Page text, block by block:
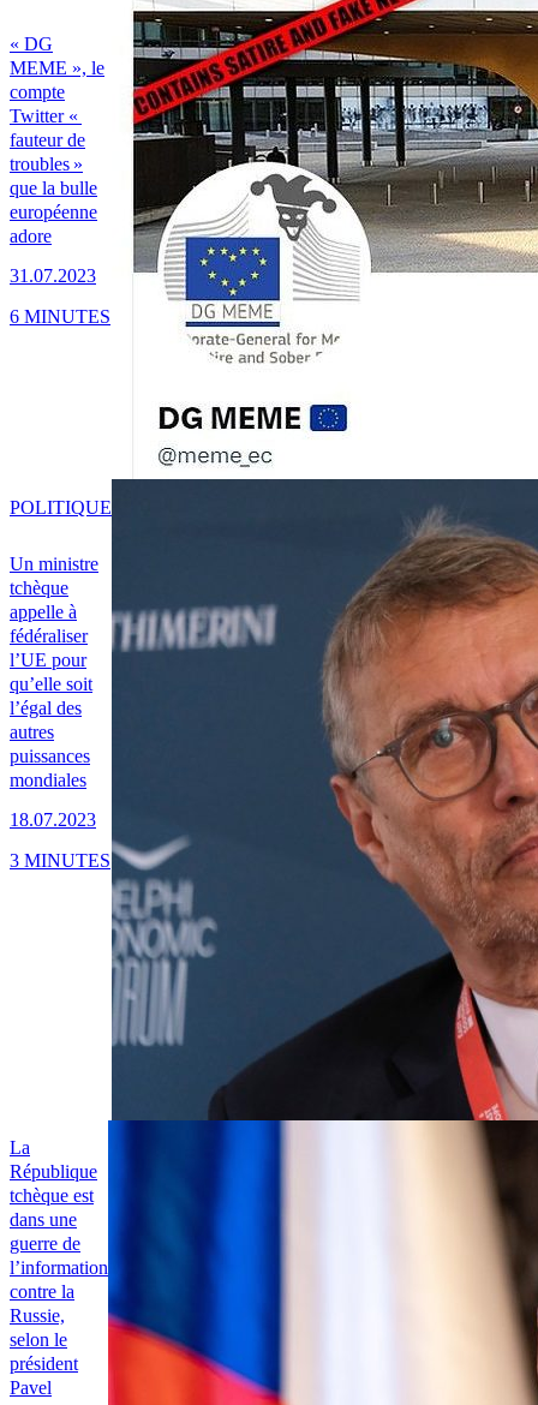
« DG
MEME », le
compte
Twitter «
fauteur de
troubles »
que la bulle
européenne
adore
31.07.2023
6 MINUTES
Un ministre
tchèque
appelle à
fédéraliser
l’UE pour
qu’elle soit
l’égal des
autres
puissances
mondiales
18.07.2023
POLITIQUE
3 MINUTES
La
République
tchèque est
dans une
guerre de
l’information
contre la
Russie,
selon le
président
Pavel